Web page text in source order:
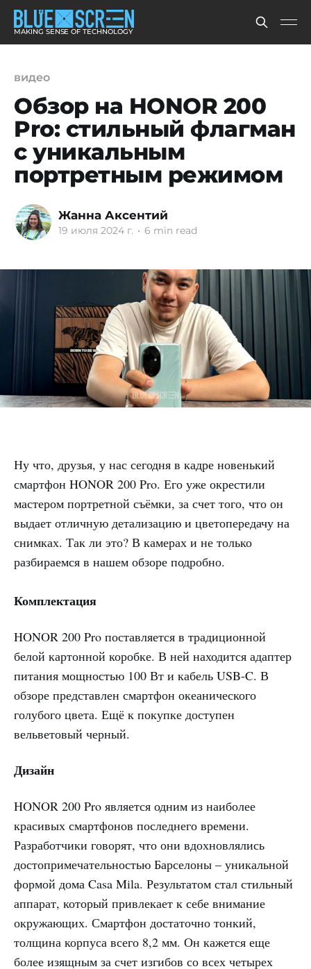
MAKING SENSE OF TECHNOLOGY
видео
Обзор на HONOR 200
Pro: стильный флагман
с уникальным
портретным режимом
Жанна Аксентий
19 июля 2024 г. • 6 min read
Ну что, друзья, у нас сегодня в кадре новенький
смартфон HONOR 200 Pro. Его уже окрестили
мастером портретной съёмки, за счет того, что он
выдает отличную детализацию и цветопередачу на
снимках. Так ли это? В камерах и не только
разбираемся в нашем обзоре подробно.
Комплектация
HONOR 200 Pro поставляется в традиционной
белой картонной коробке. В ней находится адаптер
питания мощностью 100 Вт и кабель USB-C. В
обзоре представлен смартфон океанического
голубого цвета. Ещё к покупке доступен
вельветовый черный.
Дизайн
HONOR 200 Pro является одним из наиболее
красивых смартфонов последнего времени.
Разработчики говорят, что они вдохновлялись
достопримечательностью Барселоны – уникальной
формой дома Casa Mila. Результатом стал стильный
аппарат, который привлекает к себе внимание
окружающих. Смартфон достаточно тонкий,
толщина корпуса всего 8,2 мм. Он кажется еще
более изящным за счет изгибов со всех четырех